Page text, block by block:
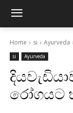
Home si Ayurveda
si Ayurveda
රෝගයට